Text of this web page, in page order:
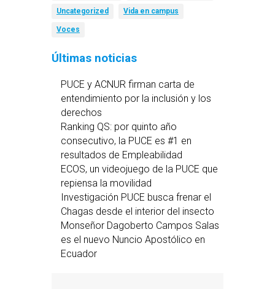
Uncategorized Vida en campus
Voces
Últimas noticias
PUCE y ACNUR firman carta de
entendimiento por la inclusión y los
derechos
Ranking QS: por quinto año
consecutivo, la PUCE es #1 en
resultados de Empleabilidad
ECOS, un videojuego de la PUCE que
repiensa la movilidad
Investigación PUCE busca frenar el
Chagas desde el interior del insecto
Monseñor Dagoberto Campos Salas
es el nuevo Nuncio Apostólico en
Ecuador